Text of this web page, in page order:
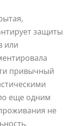
защиты
или
привычный
еще одним
не